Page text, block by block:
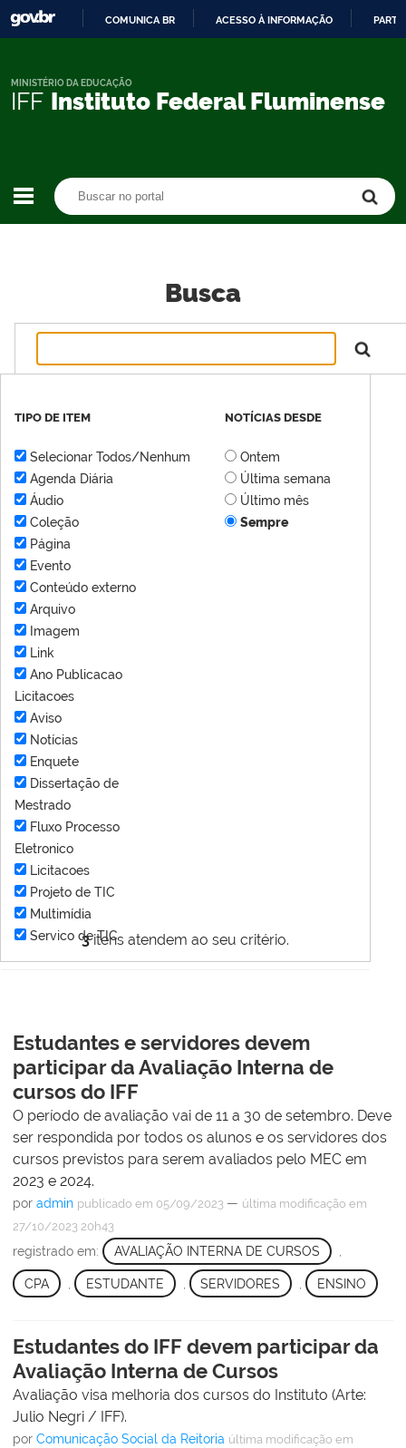
CONTEÚDO
COMUNICA BR ACESSO À INFORMAÇÃO
IFF Instituto Federal Fluminense
MINISTÉRIO DA EDUCAÇÃO
Busca
3itens atendem ao seu critério.
TIPO DE ITEM
Selecionar Todos/Nenhum
Agenda Diária
Áudio
Coleção
Página
Evento
Conteúdo externo
Arquivo
Imagem
Link
Ano Publicacao
Licitacoes
Aviso
Notícias
Enquete
Dissertação de
Mestrado
Fluxo Processo
Eletronico
Licitacoes
Projeto de TIC
Multimídia
Servico de TIC
NOTÍCIAS DESDE
Ontem
Última semana
Último mês
Sempre
Estudantes e servidores devem
participar da Avaliação Interna de
cursos do IFF
O período de avaliação vai de 11 a 30 de setembro. Deve
ser respondida por todos os alunos e os servidores dos
cursos previstos para serem avaliados pelo MEC em
2023 e 2024.
por admin publicado em 05/09/2023 — última modificação em
27/10/2023 20h43
registrado em: AVALIAÇÃO INTERNA DE CURSOS
CPA ESTUDANTE SERVIDORES , ENSINO
Estudantes do IFF devem participar da
Avaliação Interna de Cursos
Avaliação visa melhoria dos cursos do Instituto (Arte:
Julio Negri / IFF).
por Comunicação Social da Reitoria última modificação em